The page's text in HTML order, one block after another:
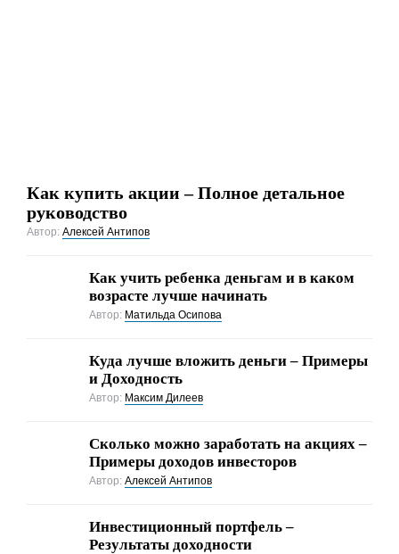
Как купить акции – Полное детальное
руководство
Автор:Алексей Антипов
Как учить ребенка деньгам и в каком
возрасте лучше начинать
Автор: Матильда Осипова
Куда лучше вложить деньги – Примеры
и Доходность
Автор: Максим Дилеев
Cколько можно заработать на акциях –
Примеры доходов инвесторов
Автор:Алексей Антипов
Инвестиционный портфель –
Результаты доходности